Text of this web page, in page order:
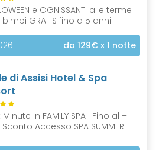
e OGNISSANTI alle terme
GRATIS fino a 5 anni!
da 129€ x 1 notte
di Assisi Hotel & Spa
in FAMILY SPA | Fino al –
Sconto Accesso SPA SUMMER